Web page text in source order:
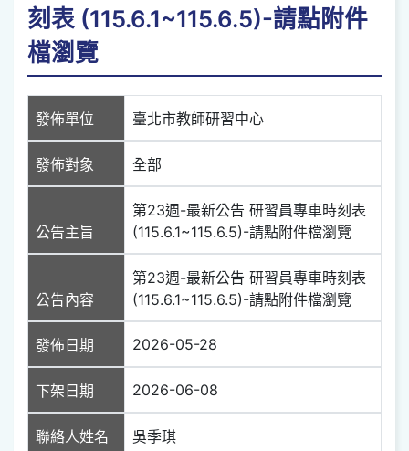
刻表 (115.6.1~115.6.5)-請點附件
檔瀏覽
發佈單位 臺北市教師研習中心
發佈對象 全部
公告主旨
第23週-最新公告 研習員專車時刻表
(115.6.1~115.6.5)-請點附件檔瀏覽
公告內容
第23週-最新公告 研習員專車時刻表
(115.6.1~115.6.5)-請點附件檔瀏覽
發佈日期 2026-05-28
下架日期 2026-06-08
聯絡人姓名 吳季琪